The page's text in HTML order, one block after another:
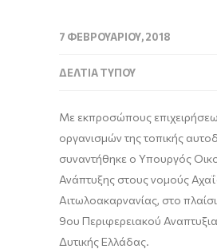
7 ΦΕΒΡΟΥΑΡΊΟΥ, 2018
ΔΕΛΤΊΑ ΤΎΠΟΥ
Με εκπροσώπους
οργανισμών της τοπικής
συναντήθηκε ο Υπουργός
Ανάπτυξης στους νομούς
Αιτωλοακαρνανίας, στο
9ου Περιφερειακού
Δυτικής Ελλάδας.